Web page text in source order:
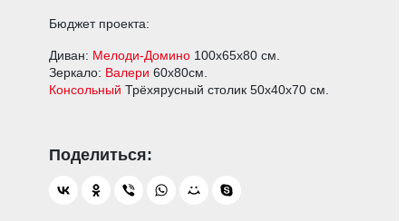
Бюджет проекта:
Диван: Мелоди-Домино100х65х80 см.
Зеркало: Валери 60х80см.
Консольный Трёхярусный столик 50х40х70 см.